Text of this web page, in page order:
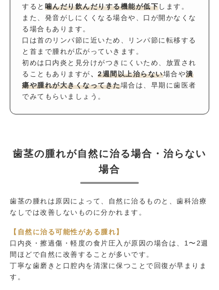
すると 噛んだり飲んだりする機能が低下します。
また、発音がしにくくなる場合や、口が開かなくな
る場合もあります。
口は首のリンパ節に近いため、リンパ節に転移する
と首まで腫れが広がっていきます。
初めは口内炎と見分けがつきにくいため、放置され
ることもありますが、 2週間以上治らない場合や潰
瘍や腫れが大きくなってきた場合は、早期に歯医者
でみてもらいましょう。
歯茎の腫れが自然に治る場合・治らない
場合
歯茎の腫れは原因によって、自然に治るものと、歯科治療
なしでは改善しないものに分かれます。
【自然に治る可能性がある腫れ】
口内炎・擦過傷・軽度の食片圧入が原因の場合は、1〜2週
間ほどで自然に改善することが多いです。
丁寧な歯磨きと口腔内を清潔に保つことで回復が早まりま
す。